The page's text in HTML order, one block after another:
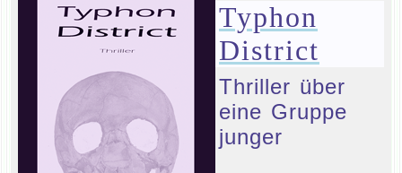
Typhon
District
Thriller über
eine Gruppe
junger